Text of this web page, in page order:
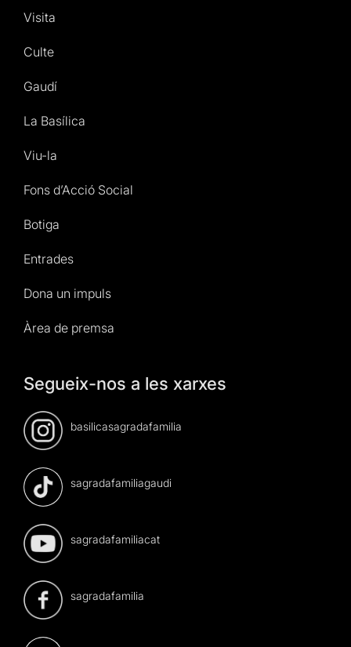
Visita
Culte
Gaudí
La Basílica
Viu-la
Fons d’Acció Social
Botiga
Entrades
Dona un impuls
Àrea de premsa
Segueix-nos a les xarxes
basilicasagradafamilia
sagradafamiliagaudi
sagradafamiliacat
sagradafamilia